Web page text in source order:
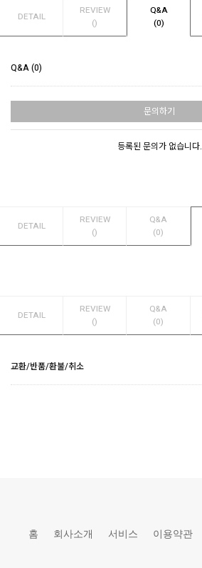
DETAIL
REVIEW
()
Q&A
(0)
Q&A (0)
문의하기
등록된 문의가 없습니다.
DETAIL
REVIEW
()
Q&A
(0)
DETAIL
REVIEW
()
Q&A
(0)
교환/반품/환불/취소
홈 회사소개 서비스 이용약관